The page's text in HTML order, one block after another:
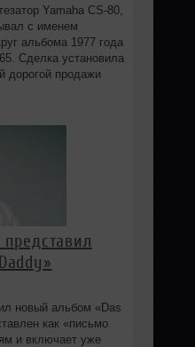
Yamaha CS-80,
с именем
альбома 1977 года
Сделка установила
дорогой продажи
новый альбом «Das
как «письмо
и включает уже